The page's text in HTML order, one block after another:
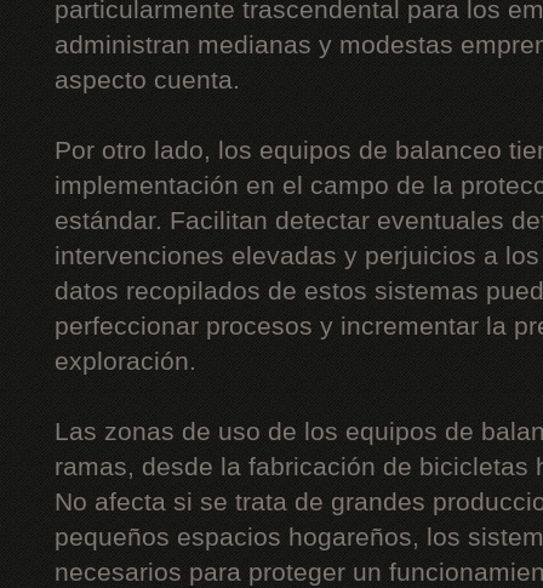
particularmente trascendental para los
administran medianas y modestas
aspecto cuenta.
Por otro lado, los equipos de balanceo
implementación en el campo de la
estándar. Facilitan detectar eventuales
intervenciones elevadas y perjuicios a
datos recopilados de estos sistemas
perfeccionar procesos y incrementar la
exploración.
Las zonas de uso de los equipos de
ramas, desde la fabricación de bicicletas
No afecta si se trata de grandes
pequeños espacios hogareños, los
necesarios para proteger un